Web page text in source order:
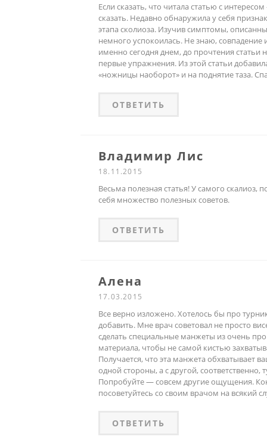
Если сказать, что читала статью с
сказать. Недавно обнаружила у себя
этапа сколиоза. Изучив симптомы,
немного успокоилась. Не знаю, совпадение
именно сегодня днем, до прочтения статьи
первые упражнения. Из этой статьи
«ножницы наоборот» и на поднятие таза.
ОТВЕТИТЬ
Владимир Лис
18.11.2015
Весьма полезная статья! У самого скалиоз,
себя множество полезных советов.
ОТВЕТИТЬ
Алена
17.03.2015
Все верно изложено. Хотелось бы про
добавить. Мне врач советовал не просто
сделать специальные манжеты из очень
материала, чтобы не самой кистью
Получается, что эта манжета обхватывает
одной стороны, а с другой, соответственно,
Попробуйте — совсем другие ощущения.
посоветуйтесь со своим врачом на всякий
ОТВЕТИТЬ